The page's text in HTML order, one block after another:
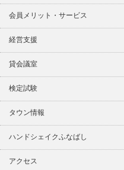
会員メリット・サービス
経営支援
貸会議室
検定試験
タウン情報
ハンドシェイクふなばし
アクセス